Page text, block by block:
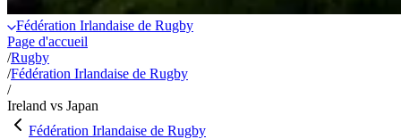
Fédération Irlandaise de Rugby
Page d'accueil
/Rugby
/Fédération Irlandaise de Rugby
/
Ireland vs Japan
Fédération Irlandaise de Rugby